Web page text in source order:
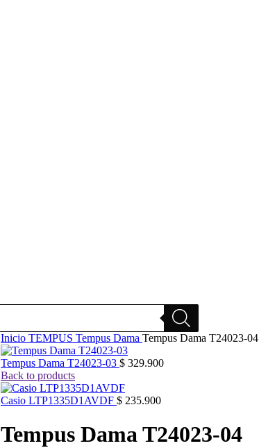
Inicio TEMPUS Tempus Dama Tempus Dama T24023-04
Tempus Dama T24023-03 $ 329.900
Back to products
Casio LTP1335D1AVDF $ 235.900
Tempus Dama T24023-04